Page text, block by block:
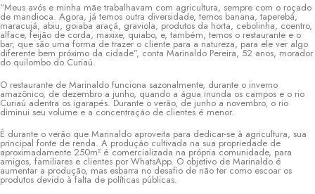
“Meus avós e minha mãe trabalhavam com agricultura, sempre com o roçado
de mandioca. Agora, já temos outra diversidade, temos banana, taperebá,
maracujá, abiu, goiaba araçá, graviola, produtos da horta, cebolinha, coentro,
alface, feijão de corda, maxixe, quiabo, e, também, temos o restaurante e o
bar, que são uma forma de trazer o cliente para a natureza, para ele ver algo
diferente bem próximo da cidade”, conta Marinaldo Pereira, 52 anos, morador
do quilombo do Curiaú.
O restaurante de Marinaldo funciona sazonalmente, durante o inverno
amazônico, de dezembro a junho, quando a água inunda os campos e o rio
Curiaú adentra os igarapés. Durante o verão, de junho a novembro, o rio
diminui seu volume e a concentração de clientes é menor.
É durante o verão que Marinaldo aproveita para dedicar-se à agricultura, sua
principal fonte de renda. A produção cultivada na sua propriedade de
aproximadamente 250m² é comercializada na própria comunidade, para
amigos, familiares e clientes por WhatsApp. O objetivo de Marinaldo é
aumentar a produção, mas esbarra no desafio de não ter como escoar os
produtos devido à falta de políticas públicas.